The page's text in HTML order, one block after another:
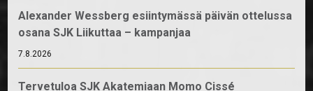
Alexander Wessberg esiintymässä päivän ottelussa
osana SJK Liikuttaa – kampanjaa
7.8.2026
Tervetuloa SJK Akatemiaan Momo Cissé